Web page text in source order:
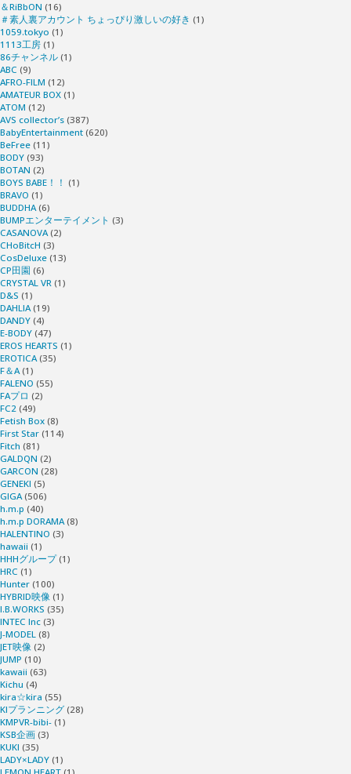
＆RiBbON (16)
＃素人裏アカウント ちょっぴり激しいの好き (1)
1059.tokyo (1)
1113工房 (1)
86チャンネル (1)
ABC (9)
AFRO-FILM (12)
AMATEUR BOX (1)
ATOM (12)
AVS collector’s (387)
BabyEntertainment (620)
BeFree (11)
BODY (93)
BOTAN (2)
BOYS BABE！！ (1)
BRAVO (1)
BUDDHA(6)
BUMPエンターテイメント (3)
CASANOVA(2)
CHoBitcH (3)
CosDeluxe (13)
CP田園 (6)
CRYSTAL VR (1)
D&S (1)
DAHLIA(19)
DANDY (4)
E-BODY (47)
EROS HEARTS (1)
EROTICA(35)
F＆A(1)
FALENO (55)
FAプロ (2)
FC2 (49)
Fetish Box (8)
First Star (114)
Fitch (81)
GALDQN (2)
GARCON (28)
GENEKI (5)
GIGA(506)
h.m.p (40)
h.m.p DORAMA(8)
HALENTINO (3)
hawaii (1)
HHHグループ(1)
HRC (1)
Hunter (100)
HYBRID映像 (1)
I.B.WORKS (35)
INTEC Inc (3)
J-MODEL (8)
JET映像 (2)
JUMP (10)
kawaii (63)
Kichu (4)
kira☆kira (55)
KIプランニング (28)
KMPVR-bibi- (1)
KSB企画 (3)
KUKI (35)
LADY×LADY (1)